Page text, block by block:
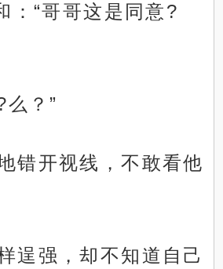
：“哥哥这是同意?
么？”
错开视线，不敢看他
逞强，却不知道自己